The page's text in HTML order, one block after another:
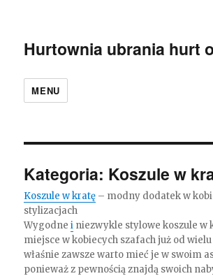
Hurtownia ubrania hurt
MENU
Kategoria: Koszule w
Koszule w kratę – modny dodatek w
stylizacjach
Wygodnei niezwykle stylowe koszule w
miejsce w kobiecych szafach już od
właśnie zawsze warto mieć je w swoim
ponieważ z pewnością znajdą swoich